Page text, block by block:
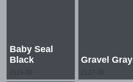
Baby Seal
Black
2119-30
Gravel Gray
2127-30